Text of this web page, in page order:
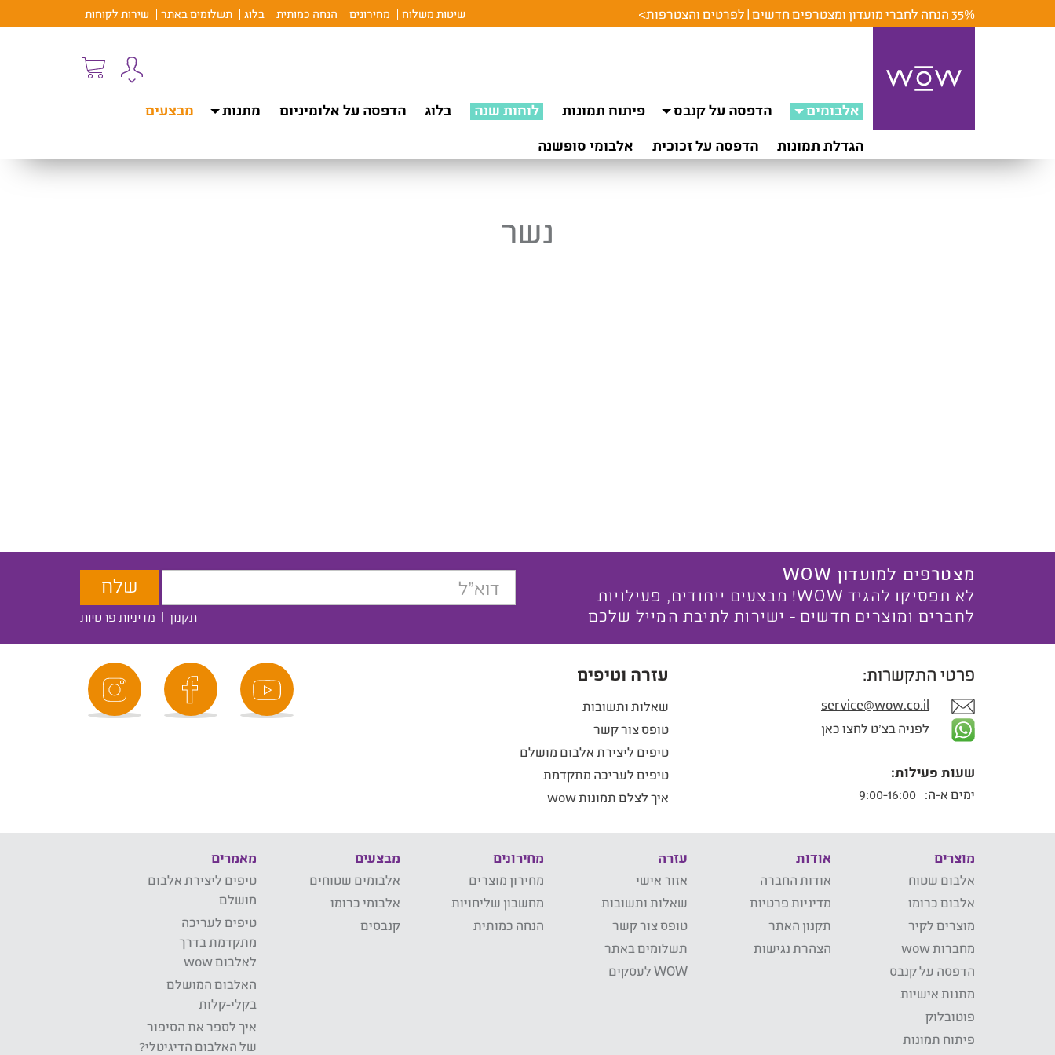
35% הנחה לחברי מועדון ומצטרפים חדשים | לפרטים והצטרפות> שיטות משלוח מחירונים הנחה כמותית בלוג תשלומים באתר שירות לקוחות
אלבומים הדפסה על קנבס פיתוח תמונות לוחות שנה בלוג הדפסה על אלומיניום מתנות
מבצעים
הגדלת תמונות
הדפסה על זכוכית אלבומי סופשנה
נשר
מצטרפים למועדון WOW
לא תפסיקו להגיד WOW! מבצעים ייחודים, פעילויות
לחברים ומוצרים חדשים - ישירות לתיבת המייל שלכם
תקנון | מדיניות פרטיות
פרטי התקשרות:
service@wow.co.il
לפניה בצ'ט לחצו כאן
שעות פעילות:
ימים א-ה:
עזרה וטיפים
שאלות ותשובות
טופס צור קשר
טיפים ליצירת אלבום מושלם
טיפים לעריכה מתקדמת
איך לצלם תמונות wow
מוצרים
אלבום שטוח
אלבום כרומו
מוצרים לקיר
מחברות wow
הדפסה על קנבס
מתנות אישיות
פוטובלוק
פיתוח תמונות
אודות
אודות החברה
מדיניות פרטיות
תקנון האתר
הצהרת נגישות
עזרה
אזור אישי
שאלות ותשובות
טופס צור קשר
תשלומים באתר
WOW לעסקים
מחירונים
מחירון מוצרים
מחשבון שליחויות
הנחה כמותית
מבצעים
אלבומים שטוחים
אלבומי כרומו
קנבסים
מאמרים
טיפים ליצירת אלבום
מושלם
טיפים לעריכה
מתקדמת בדרך
לאלבום wow
האלבום המושלם
בקלי-קלות
איך לספר את הסיפור
של האלבום הדיגיטלי?